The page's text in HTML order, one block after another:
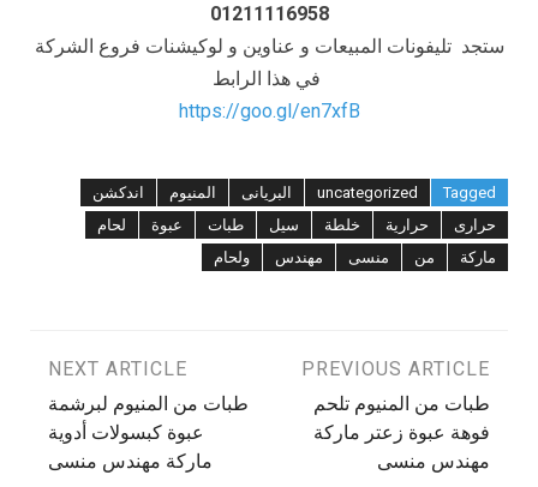
01211116958
ستجد تليفونات المبيعات و عناوين و لوكيشنات فروع الشركة
في هذا الرابط
https://goo.gl/en7xfB
Tagged
uncategorized البريانى المنيوم
اندكشن
حرارى
حرارية خلطة سيل طبات عبوة
لحام
ماركة
من منسى مهندس ولحام
تصفّح
المقالات
PREVIOUS ARTICLE
طبات من المنيوم تلحم
فوهة عبوة زعتر ماركة
مهندس منسى
NEXT ARTICLE
طبات من المنيوم لبرشمة
عبوة كبسولات أدوية
ماركة مهندس منسى